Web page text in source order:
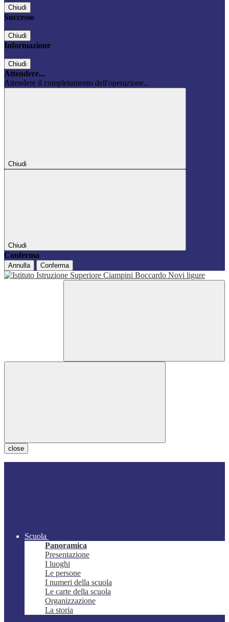
Chiudi
Successo
Chiudi
Informazione
Chiudi
Attendere...
Attendere il completamento dell'operazione...
Chiudi
Chiudi
Conferma
Annulla Conferma
close
Scuola
Panoramica
Presentazione
I luoghi
Le persone
I numeri della scuola
Le carte della scuola
Organizzazione
La storia